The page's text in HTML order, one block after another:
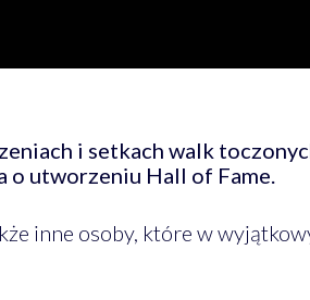
i setkach walk
o utworzeniu Hall of Fame.
inne osoby, które w